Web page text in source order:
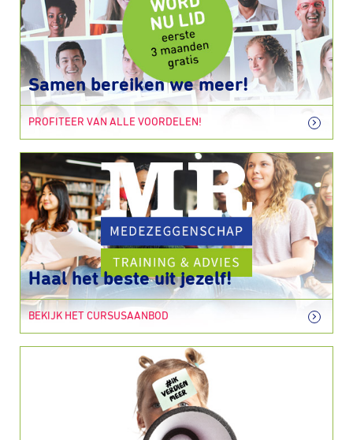
Samen bereiken we meer!
PROFITEER VAN ALLE VOORDELEN!
Haal het beste uit jezelf!
BEKIJK HET CURSUSAANBOD